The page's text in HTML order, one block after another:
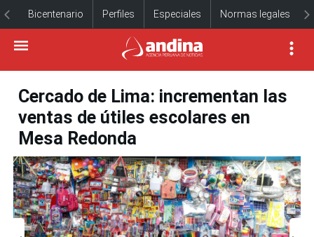
Bicentenario Perfiles Especiales Normas legales
Cercado de Lima: incrementan las
ventas de útiles escolares en
Mesa Redonda